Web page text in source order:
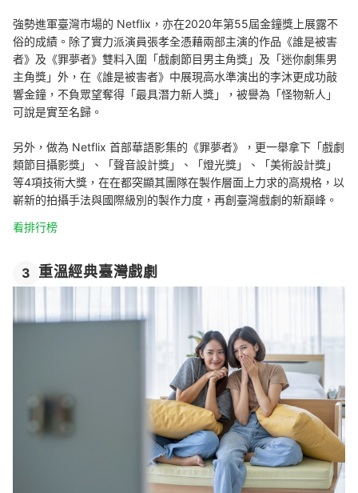
強勢進軍臺灣市場的 Netflix，亦在2020年第55屆金鐘獎上展露不
俗的成績。除了實力派演員張孝全憑藉兩部主演的作品《誰是被害
者》及《罪夢者》雙料入圍「戲劇節目男主角獎」及「迷你劇集男
主角獎」外，在《誰是被害者》中展現高水準演出的李沐更成功敲
響金鐘，不負眾望奪得「最具潛力新人獎」，被譽為「怪物新人」
可說是實至名歸。
另外，做為 Netflix 首部華語影集的《罪夢者》，更一舉拿下「戲劇
類節目攝影獎」、「聲音設計獎」、「燈光獎」、「美術設計獎」
等4項技術大獎，在在都突顯其團隊在製作層面上力求的高規格，以
嶄新的拍攝手法與國際級別的製作力度，再創臺灣戲劇的新巔峰。
看排行榜
3 重溫經典臺灣戲劇